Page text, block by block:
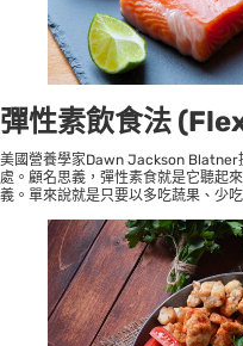
彈性素飲食法 (
美國營養學家Dawn Jackson Blatner
處。顧名思義，彈性素食就是它聽起
義。單來說就是只要以多吃蔬果、少